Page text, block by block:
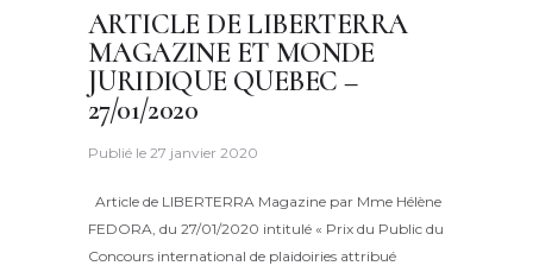
ARTICLE DE LIBERTERRA
MAGAZINE ET MONDE
JURIDIQUE QUEBEC –
27/01/2020
Publié le 27 janvier 2020
Article de LIBERTERRA Magazine par Mme Hélène
FEDORA, du 27/01/2020 intitulé « Prix du Public du
Concours international de plaidoiries attribué